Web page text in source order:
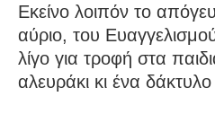
Εκείνο λοιπόν το
αύριο, του
λίγο για τροφή στα
αλευράκι κι ένα